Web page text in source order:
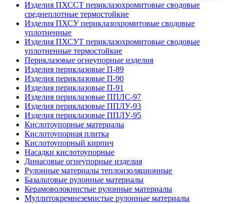
Изделия ПХССТ периклазохромитовые сводовые
среднеплотные термостойкие
Изделия ПХСУ периклазохромитовые сводовые
уплотненные
Изделия ПХСУТ периклазохромитовые сводовые
уплотненные термостойкие
Периклазовые огнеупорные изделия
Изделия периклазовые П-89
Изделия периклазовые П-90
Изделия периклазовые П-91
Изделия периклазовые ППЛС-97
Изделия периклазовые ППЛУ-93
Изделия периклазовые ППЛУ-95
Кислотоупорные материалы
Кислотоупорная плитка
Кислотоупорный кирпич
Насадки кислотоупорные
Динасовые огнеупорные изделия
Рулонные материалы теплоизоляционные
Базальтовые рулонные материалы
Керамоволокнистые рулонные материалы
Муллитокремнеземистые рулонные материалы